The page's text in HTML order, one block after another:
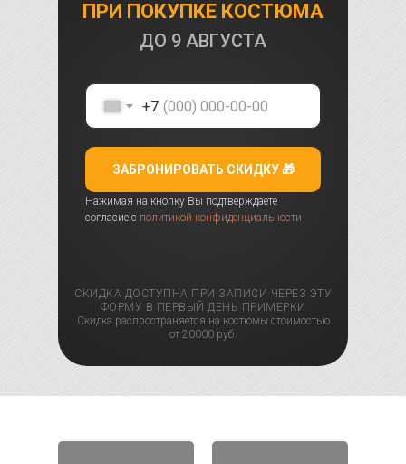
ПРИ ПОКУПКЕ КОСТЮМА
СКИДКА ДОСТУПНА ПРИ ЗАПИСИ ЧЕРЕЗ ЭТУ
ФОРМУ В ПЕРВЫЙ ДЕНЬ ПРИМЕРКИ
Скидка распространяется на костюмы стоимостью
от 20000 руб.
ДО 9 АВГУСТА
+7
ЗАБРОНИРОВАТЬ СКИДКУ 🎁
Нажимая на кнопку Вы подтверждаете
согласие с политикой конфиденциальности